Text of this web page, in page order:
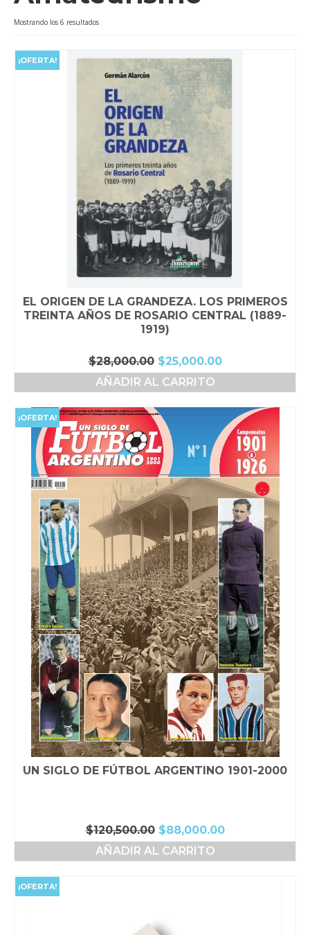
Videos
Tienda
Mostrando los 6 resultadosOrdenado
¡OFERTA!
EL ORIGEN DE LA GRANDEZA. LOS PRIMEROS
TREINTA AÑOS DE ROSARIO CENTRAL (1889-
1919)
$28,000.00 El
precio
original
$28,000.00.
$25,000.00El
precio
$25,000.00.
AÑADIR AL CARRITO
¡OFERTA!
UN SIGLO DE FÚTBOL ARGENTINO 1901-2000
$120,500.00 El
precio
original
$88,000.00El
precio
AÑADIR AL CARRITO
¡OFERTA!